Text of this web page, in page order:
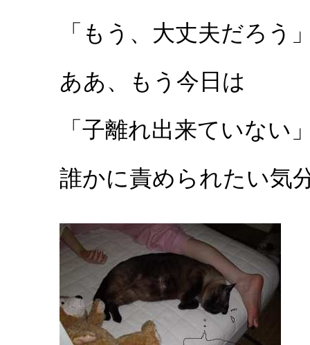
「もう、大丈夫だろ
ああ、もう今日は
「子離れ出来ていない
誰かに責められたい気